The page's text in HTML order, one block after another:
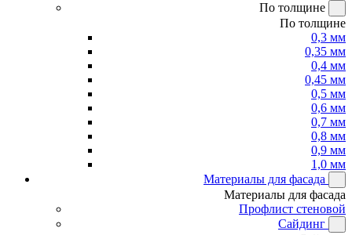
По толщине
По толщине
0,3 мм
0,35 мм
0,4 мм
0,45 мм
0,5 мм
0,6 мм
0,7 мм
0,8 мм
0,9 мм
1,0 мм
Материалы для фасада
Материалы для фасада
Профлист стеновой
Сайдинг